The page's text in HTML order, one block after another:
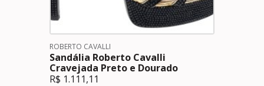
ROBERTO CAVALLI
Sandália Roberto Cavalli
Cravejada Preto e Dourado
R$ 1.111,11